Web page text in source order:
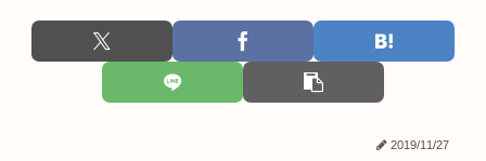
さもしい熊本県民「食事、ベッド、エアコン」を政府に切望。
靖国神社、軍服コスプレでの参拝を禁止へ
夏休みの小学生「よっしゃ、宅飲みするぞ！！」→コーラ,ミ
ガキ「これインターネット老人会じゃんwww」ぼく「どれど
娘が作った大鍋の豚汁を嫁が勝手に外へ出した。家族全員で何
2019/11/27